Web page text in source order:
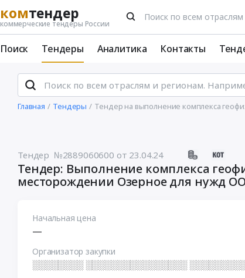
комтендер
коммерческие тендеры России
Поиск Тендеры Аналитика Контакты
Главная Тендеры Тендер на выполнение комплекса
Тендер №2889060600 от 23.04.24
Тендер: Выполнение комплекса
месторождении Озерное для нужд
Начальная цена
—
Организатор закупки
░░░░░░░░ ░░░░░░░░░░░░░░░░